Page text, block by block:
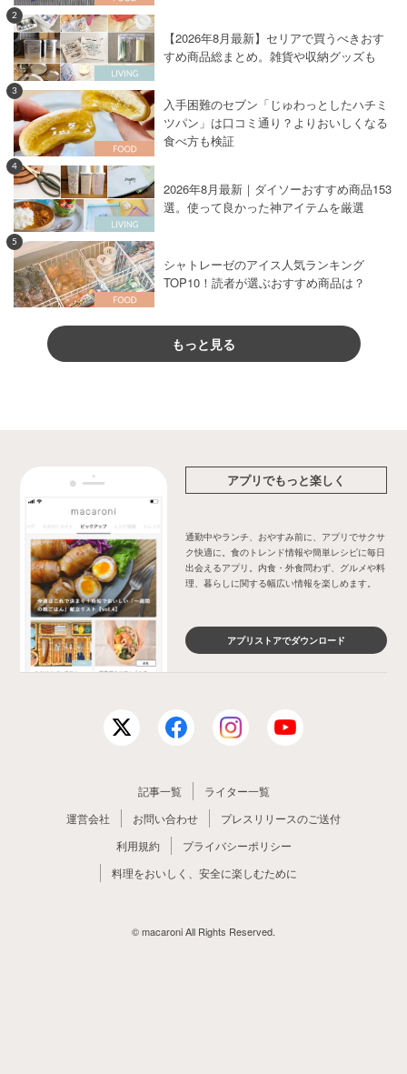
2
【2026年8月最新】セリアで買うべきおす
すめ商品総まとめ。雑貨や収納グッズも
3
入手困難のセブン「じゅわっとしたハチミ
ツパン」は口コミ通り？よりおいしくなる
食べ方も検証
4
2026年8月最新｜ダイソーおすすめ商品153
選。使って良かった神アイテムを厳選
5
シャトレーゼのアイス人気ランキング
TOP10！読者が選ぶおすすめ商品は？
もっと見る
アプリでもっと楽しく
通勤中やランチ、おやすみ前に、アプリでサクサ
ク快適に。食のトレンド情報や簡単レシピに毎日
出会えるアプリ。内食・外食問わず、グルメや料
理、暮らしに関する幅広い情報を楽しめます。
アプリストアでダウンロード
記事一覧
ライター一覧
運営会社
お問い合わせ
プレスリリースのご送付
利用規約
プライバシーポリシー
料理をおいしく、安全に楽しむために
© macaroni All Rights Reserved.